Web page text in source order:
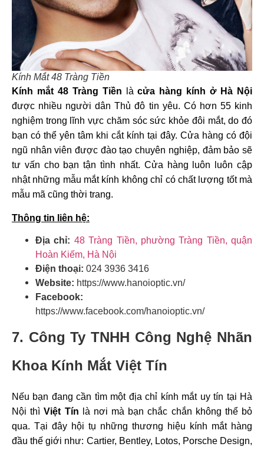
Kính Mắt 48 Tràng Tiền
Kính mắt 48 Tràng Tiền
làcửa hàng kính ở Hà Nội
được nhiều người dân Thủ đô tin yêu. Có hơn 55 kinh
nghiệm trong lĩnh vực chăm sóc sức khỏe đôi mắt, do đó
bạn có thể yên tâm khi cắt kính tại đây. Cửa hàng có đội
ngũ nhân viên được đào tạo chuyên nghiệp, đảm bảo sẽ
tư vấn cho bạn tận tình nhất. Cửa hàng luôn luôn cập
nhật những mẫu mắt kính không chỉ có chất lượng tốt mà
mẫu mã cũng thời trang.
Thông tin liên hệ:
Địa chỉ: 48 Tràng Tiền, phường Tràng Tiền, quận
Hoàn Kiếm, Hà Nội
Điện thoại: 024 3936 3416
Website: https://www.hanoioptic.vn/
Facebook:
https://www.facebook.com/hanoioptic.vn/
7. Công Ty TNHH Công Nghệ Nhãn
Khoa Kính Mắt Việt Tín
Nếu bạn đang cần tìm một địa chỉ kính mắt uy tín tại Hà
Nội thìViệt Tín là nơi mà bạn chắc chắn không thể bỏ
qua. Tại đây hội tụ những thương hiệu kính mắt hàng
đầu thế giới như: Cartier, Bentley, Lotos, Porsche Design,